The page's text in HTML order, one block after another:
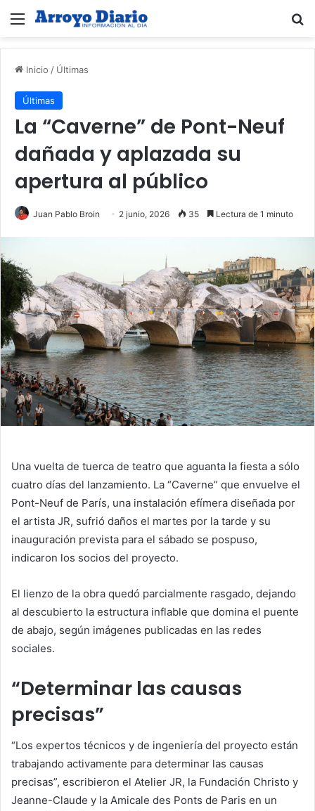
Menú
Inicio / Últimas
Últimas
La “Caverne” de Pont-Neuf
dañada y aplazada su
apertura al público
Juan Pablo Broin 2 junio, 2026 35 Lectura de 1 minuto
Una vuelta de tuerca de teatro que aguanta la fiesta a sólo
cuatro días del lanzamiento. La “Caverne” que envuelve el
Pont-Neuf de París, una instalación efímera diseñada por
el artista JR, sufrió daños el martes por la tarde y su
inauguración prevista para el sábado se pospuso,
indicaron los socios del proyecto.
El lienzo de la obra quedó parcialmente rasgado, dejando
al descubierto la estructura inflable que domina el puente
de abajo, según imágenes publicadas en las redes
sociales.
“Determinar las causas
precisas”
“Los expertos técnicos y de ingeniería del proyecto están
trabajando activamente para determinar las causas
precisas”, escribieron el Atelier JR, la Fundación Christo y
Jeanne-Claude y la Amicale des Ponts de Paris en un